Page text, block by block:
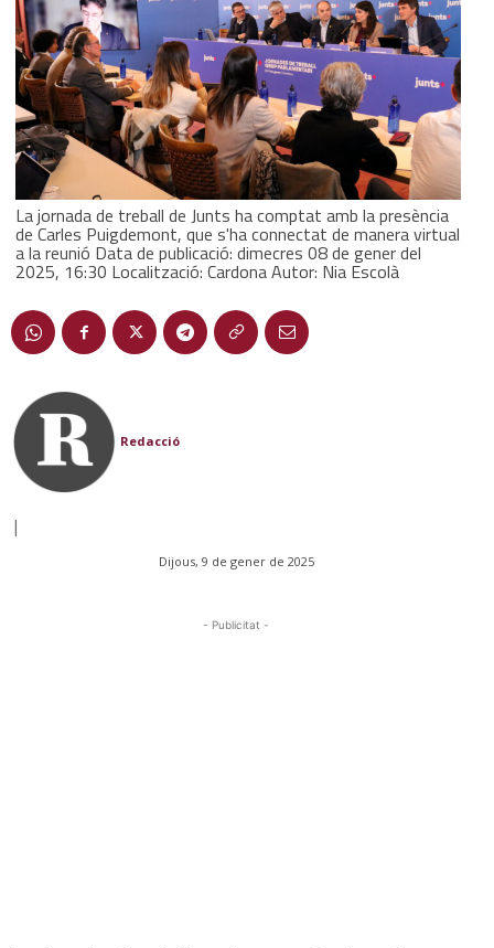
La jornada de treball de Junts ha comptat amb la presència
de Carles Puigdemont, que s'ha connectat de manera virtual
a la reunió Data de publicació: dimecres 08 de gener del
2025, 16:30 Localització: Cardona Autor: Nia Escolà
Redacció
|
Dijous, 9 de gener de 2025
- Publicitat -